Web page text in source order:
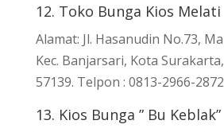
12. Toko Bunga Kios Melati
Alamat: Jl. Hasanudin No.73,
Kec. Banjarsari, Kota
57139. Telpon : 0813-2966-2872
13. Kios Bunga ” Bu Keblak”